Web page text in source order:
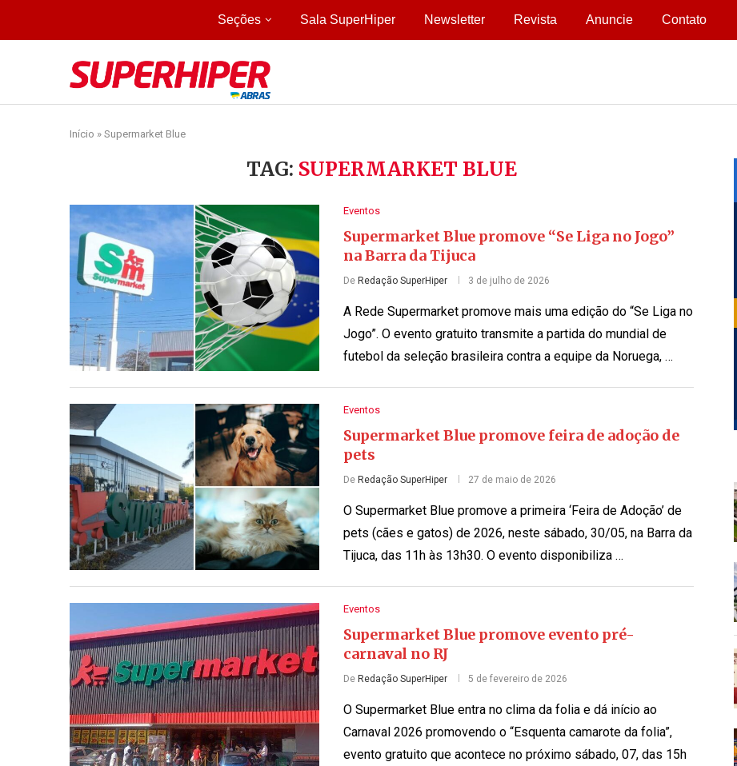
Seções Sala SuperHiper Newsletter Revista Anuncie Contato
Início » Supermarket Blue
TAG: SUPERMARKET BLUE
Eventos
Supermarket Blue promove “Se Liga no Jogo”
na Barra da Tijuca
De Redação SuperHiper 3 de julho de 2026
A Rede Supermarket promove mais uma edição do “Se Liga no
Jogo”. O evento gratuito transmite a partida do mundial de
futebol da seleção brasileira contra a equipe da Noruega, …
Eventos
Supermarket Blue promove feira de adoção de
pets
De Redação SuperHiper 27 de maio de 2026
O Supermarket Blue promove a primeira ‘Feira de Adoção’ de
pets (cães e gatos) de 2026, neste sábado, 30/05, na Barra da
Tijuca, das 11h às 13h30. O evento disponibiliza …
Eventos
Supermarket Blue promove evento pré-
carnaval no RJ
De Redação SuperHiper 5 de fevereiro de 2026
O Supermarket Blue entra no clima da folia e dá início ao
Carnaval 2026 promovendo o “Esquenta camarote da folia”,
evento gratuito que acontece no próximo sábado, 07, das 15h